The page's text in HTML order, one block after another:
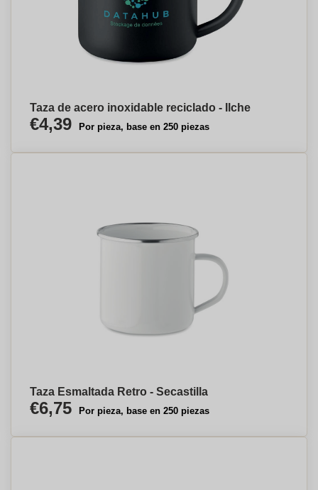
Taza de acero inoxidable reciclado - Ilche
€4,39 Por pieza, base en 250 piezas
Taza Esmaltada Retro - Secastilla
€6,75 Por pieza, base en 250 piezas